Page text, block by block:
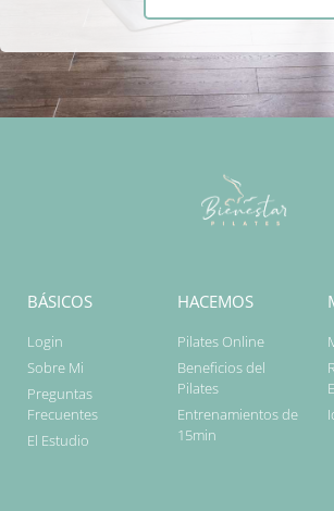
BÁSICOS
Login
Sobre Mi
Preguntas
Frecuentes
El Estudio
HACEMOS
Pilates Online
Beneficios del
Pilates
Entrenamientos de
15min